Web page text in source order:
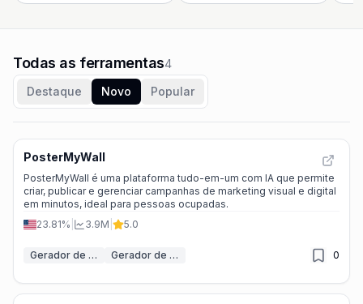
Todas as ferramentas4
Destaque
Novo Popular
PosterMyWall
PosterMyWall é uma plataforma tudo-em-um com IA que permite
criar, publicar e gerenciar campanhas de marketing visual e digital
em minutos, ideal para pessoas ocupadas.
23.81%
3.9M 5.0
Gerador de pôsteres IA Gerador de postagens em redes sociais IA 0